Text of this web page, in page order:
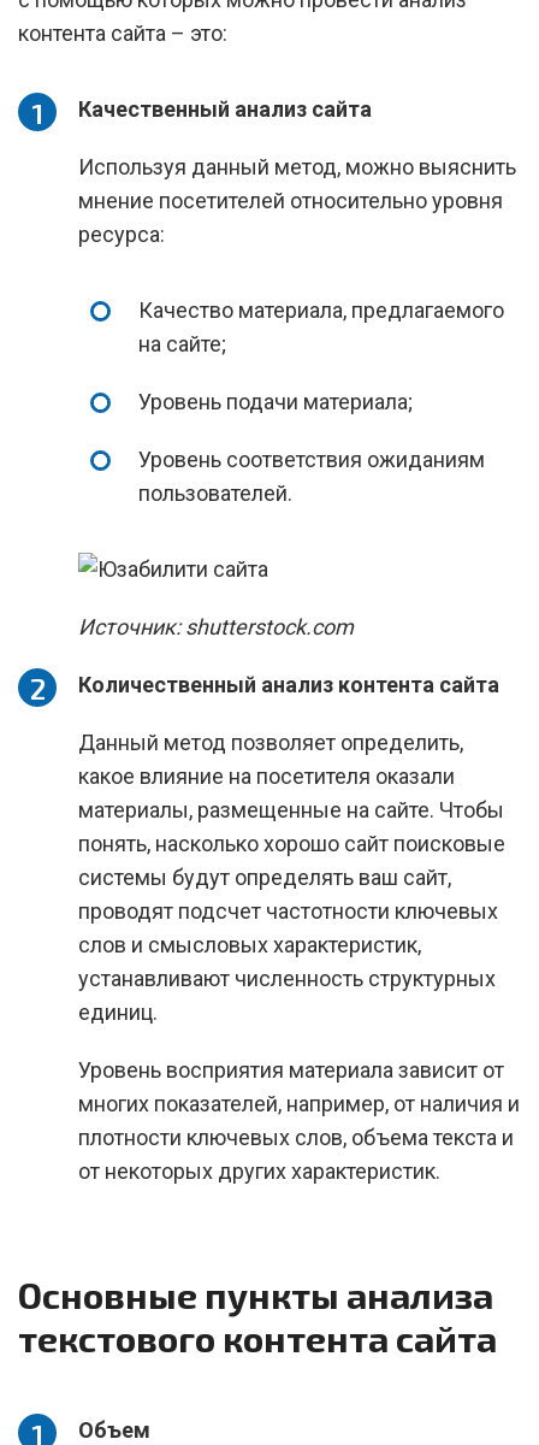
контента сайта – это:
Качественный анализ сайта
Используя данный метод, можно выяснить
мнение посетителей относительно уровня
ресурса:
Качество материала, предлагаемого
на сайте;
Уровень подачи материала;
Уровень соответствия ожиданиям
пользователей.
Источник: shutterstock.com
Количественный анализ контента сайта
Данный метод позволяет определить,
какое влияние на посетителя оказали
материалы, размещенные на сайте. Чтобы
понять, насколько хорошо сайт поисковые
системы будут определять ваш сайт,
проводят подсчет частотности ключевых
слов и смысловых характеристик,
устанавливают численность структурных
единиц.
Уровень восприятия материала зависит от
многих показателей, например, от наличия и
плотности ключевых слов, объема текста и
от некоторых других характеристик.
Основные пункты анализа
текстового контента сайта
Объем